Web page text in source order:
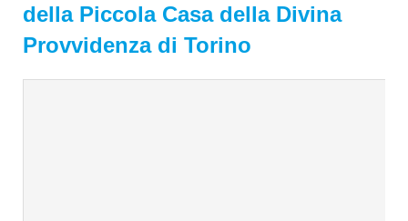
della Piccola Casa della Divina
Provvidenza di Torino